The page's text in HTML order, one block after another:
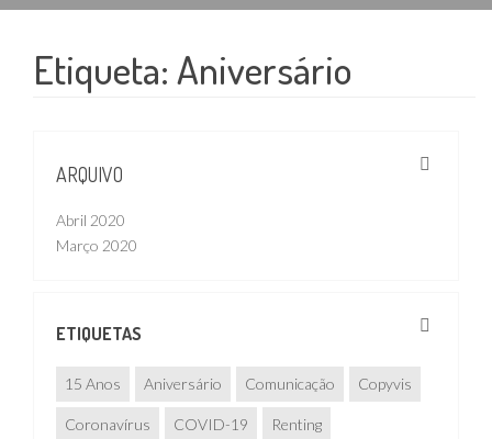
Etiqueta:Aniversário
ARQUIVO
Abril 2020
Março 2020
ETIQUETAS
15 Anos Aniversário Comunicação Copyvis
Coronavírus COVID-19 Renting